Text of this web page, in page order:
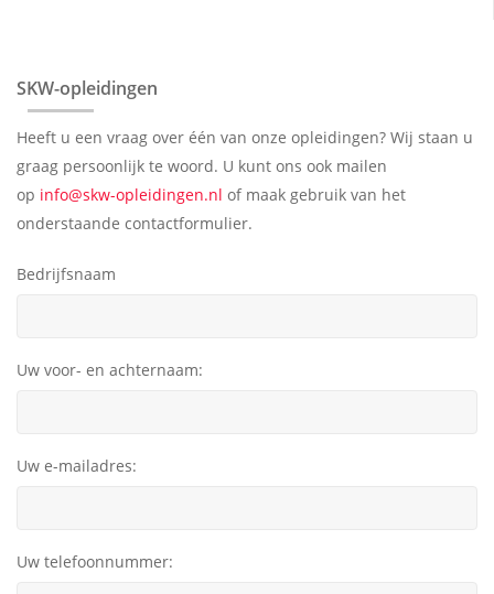
SKW-opleidingen
Heeft u een vraag over één van onze opleidingen? Wij staan u
graag persoonlijk te woord. U kunt ons ook mailen
op info@skw-opleidingen.nl of maak gebruik van het
onderstaande contactformulier.
Bedrijfsnaam
Uw voor- en achternaam:
Uw e-mailadres:
Uw telefoonnummer: